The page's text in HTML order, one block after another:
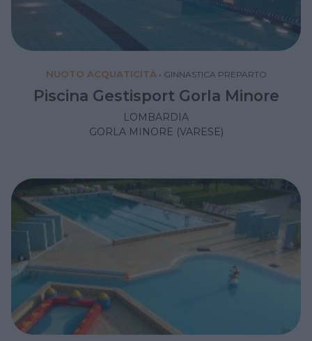
NUOTO ACQUATICITÀ • GINNASTICA PREPARTO
Piscina Gestisport Gorla Minore
LOMBARDIA
GORLA MINORE (VARESE)